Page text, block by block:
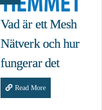
Vad är ett Mesh
Nätverk och hur
fungerar det
Read More